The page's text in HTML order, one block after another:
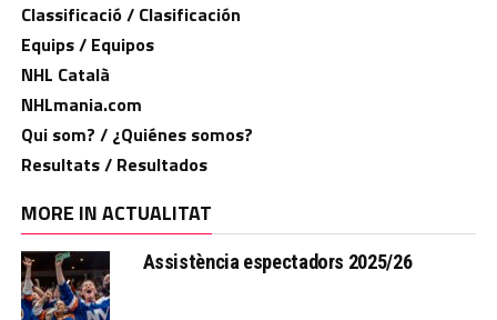
Classificació / Clasificación
Equips / Equipos
NHL Català
NHLmania.com
Qui som? / ¿Quiénes somos?
Resultats / Resultados
MORE IN ACTUALITAT
Assistència espectadors 2025/26